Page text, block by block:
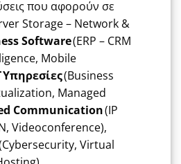
που αφορούν σε
Storage– Network &
Software(ERP – CRM
, Mobile
Υπηρεσίες(Business
, Managed
Communication(IP
, Videoconference),
Cybersecurity, Virtual